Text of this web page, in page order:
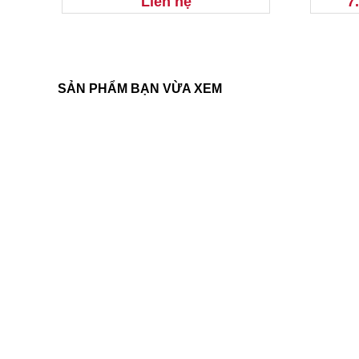
SẢN PHẨM BẠN VỪA XEM